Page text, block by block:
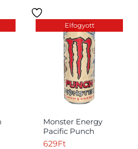
Elfogyott
Monster Energy
Pacific Punch
szénsavas ital
629Ft